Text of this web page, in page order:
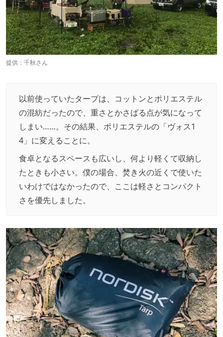
提供：千秋さん
以前使っていたタープは、コットンとポリエステル
の混紡だったので、重さとかさばる点が気になって
しまい……。その結果、ポリエステルの「ヴォス1
4」に変えることに。
食卓となるスペースも広いし、何より軽くて収納し
たときも小さい。僕の場合、焚き火の近くで使いた
いわけではなかったので、ここは軽さとコンパクト
さを優先しました。